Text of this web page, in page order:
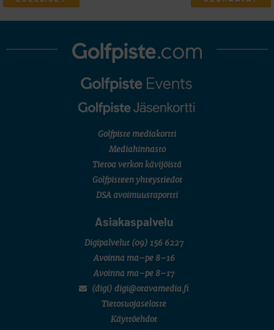
Golfpiste mediakortti
Mediahinnasto
Tietoa verkon kävijöistä
Golfpisteen yhteystiedot
DSA avoimuusraportti
Asiakaspalvelu
Digipalvelut (09) 156 6227
Avoinna ma–pe 8–16
Avoinna ma–pe 8–17
(digi) digi@otavamedia.fi
Tietosuojaseloste
Käyttöehdot